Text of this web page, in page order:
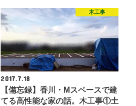
木工事
2017.7.18
【備忘録】香川・Mスペースで建
てる高性能な家の話。木工事①土